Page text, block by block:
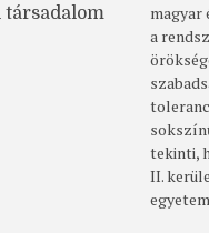
társadalom
magyar
a
tekinti,
II.